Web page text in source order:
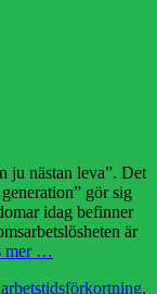
ju nästan leva”. Det
gör sig
idag befinner
är
mer …
arbetstidsförkortning,